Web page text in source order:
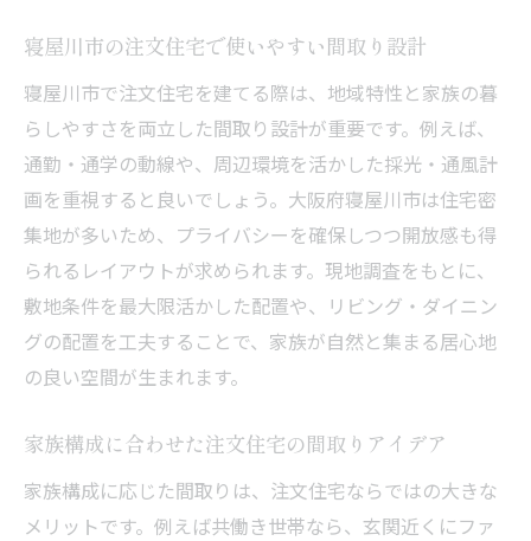
寝屋川市の注文住宅で使いやすい間取り設計
寝屋川市で注文住宅を建てる際は、地域特性と家族の暮
らしやすさを両立した間取り設計が重要です。例えば、
通勤・通学の動線や、周辺環境を活かした採光・通風計
画を重視すると良いでしょう。大阪府寝屋川市は住宅密
集地が多いため、プライバシーを確保しつつ開放感も得
られるレイアウトが求められます。現地調査をもとに、
敷地条件を最大限活かした配置や、リビング・ダイニン
グの配置を工夫することで、家族が自然と集まる居心地
の良い空間が生まれます。
家族構成に合わせた注文住宅の間取りアイデア
家族構成に応じた間取りは、注文住宅ならではの大きな
メリットです。例えば共働き世帯なら、玄関近くにファ